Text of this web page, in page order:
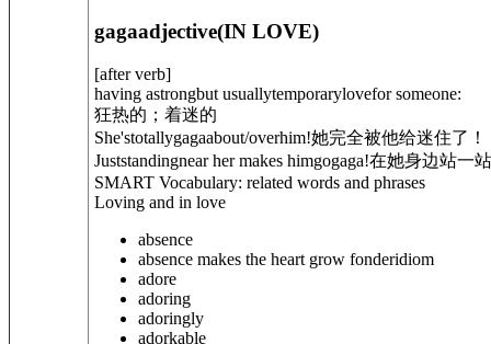
gagaadjective(IN LOVE)
[after verb]
having astrongbut usuallytemporarylovefor someone:
狂热的；着迷的
She'stotallygagaabout/overhim!她完全被他给迷住了！
Juststandingnear her makes himgogaga!在她身边站一
SMART Vocabulary: related words and phrases
Loving and in love
absence
absence makes the heart grow fonderidiom
adore
adoring
adoringly
adorkable